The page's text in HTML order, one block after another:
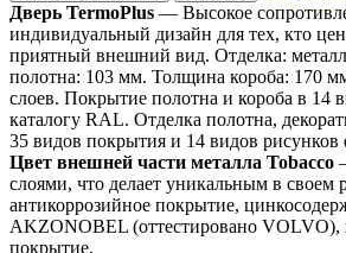
Дверь TermoPlus — Высокое
индивидуальный дизайн для тех, кто
приятный внешний вид. Отделка:
полотна: 103 мм. Толщина короба: 170
слоев. Покрытие полотна и короба в 14
каталогу RAL. Отделка полотна,
35 видов покрытия и 14 видов рисунков
Цвет внешней части металла Tobacco
слоями, что делает уникальным в своем
антикоррозийное покрытие,
AKZONOBEL (оттестировано VOLVO),
покрытие.